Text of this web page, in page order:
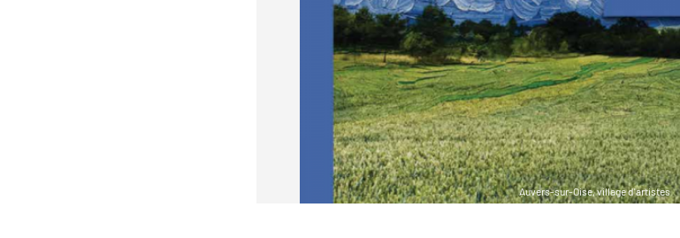
Auvers-sur-Oise, village d'artistes